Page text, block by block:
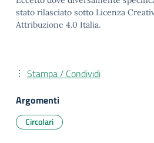
stato rilasciato sotto Licenza
Attribuzione 4.0 Italia.
Stampa / Condividi
Argomenti
Circolari